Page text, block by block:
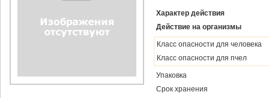
Характер действия
Действие на организмы
Класс опасности для человека
Класс опасности для пчел
Упаковка
Срок хранения